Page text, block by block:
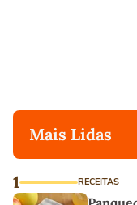
Mais Lidas
1 RECEITAS